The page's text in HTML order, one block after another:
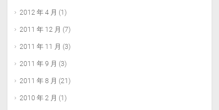
2012 年 4 月 (1)
2011 年 12 月 (7)
2011 年 11 月 (3)
2011 年 9 月 (3)
2011 年 8 月 (21)
2010 年 2 月 (1)